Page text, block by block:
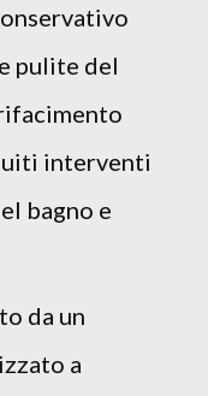
pulite del
interventi
bagno e
da un
a